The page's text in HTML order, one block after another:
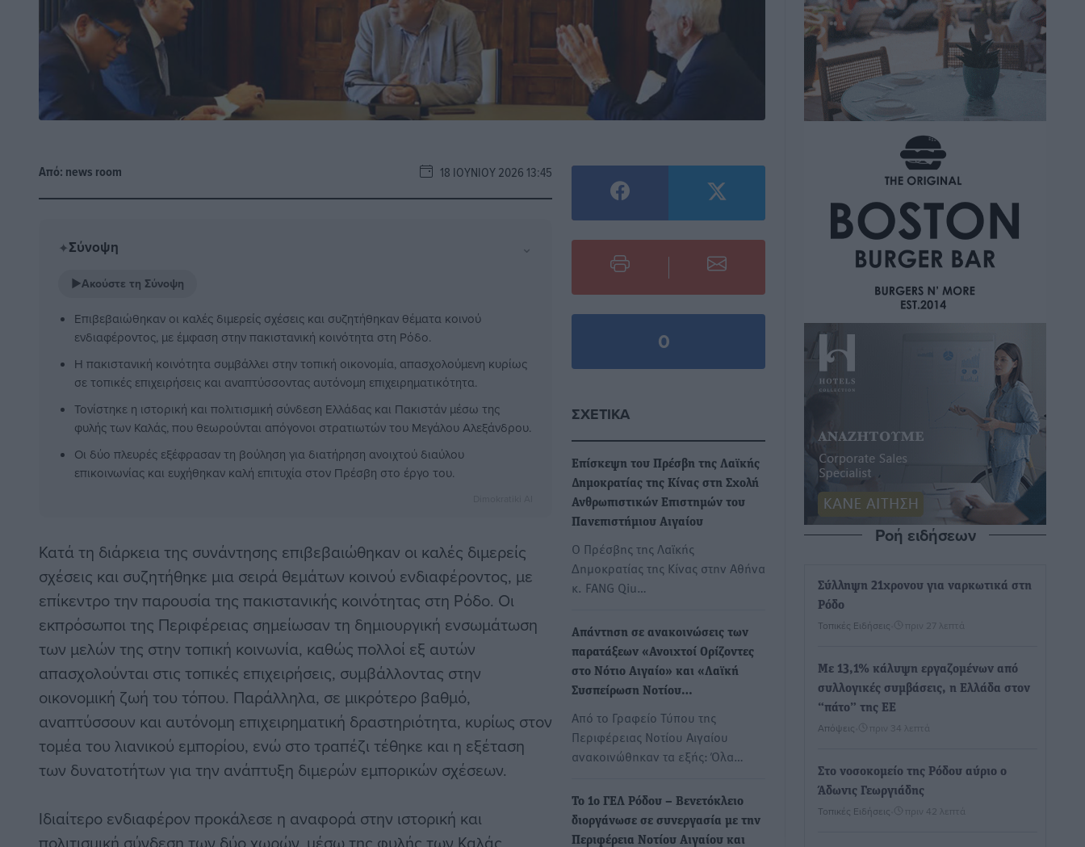
Από: news room 18 ΙΟΥΝΊΟΥ 2026 13:45
✦Σύνοψη ⌄
▶Ακούστε τη Σύνοψη
Επιβεβαιώθηκαν οι καλές διμερείς σχέσεις και συζητήθηκαν θέματα κοινού
ενδιαφέροντος, με έμφαση στην πακιστανική κοινότητα στη Ρόδο.
Η πακιστανική κοινότητα συμβάλλει στην τοπική οικονομία, απασχολούμενη κυρίως
σε τοπικές επιχειρήσεις και αναπτύσσοντας αυτόνομη επιχειρηματικότητα.
Τονίστηκε η ιστορική και πολιτισμική σύνδεση Ελλάδας και Πακιστάν μέσω της
φυλής των Καλάς, που θεωρούνται απόγονοι στρατιωτών του Μεγάλου Αλεξάνδρου.
Οι δύο πλευρές εξέφρασαν τη βούληση για διατήρηση ανοιχτού διαύλου
επικοινωνίας και ευχήθηκαν καλή επιτυχία στον Πρέσβη στο έργο του.
Κατά τη διάρκεια της συνάντησης επιβεβαιώθηκαν οι καλές διμερείς
σχέσεις και συζητήθηκε μια σειρά θεμάτων κοινού ενδιαφέροντος, με
επίκεντρο την παρουσία της πακιστανικής κοινότητας στη Ρόδο. Οι
εκπρόσωποι της Περιφέρειας σημείωσαν τη δημιουργική ενσωμάτωση
των μελών της στην τοπική κοινωνία, καθώς πολλοί εξ αυτών
απασχολούνται στις τοπικές επιχειρήσεις, συμβάλλοντας στην
οικονομική ζωή του τόπου. Παράλληλα, σε μικρότερο βαθμό,
αναπτύσσουν και αυτόνομη επιχειρηματική δραστηριότητα, κυρίως στον
τομέα του λιανικού εμπορίου, ενώ στο τραπέζι τέθηκε και η εξέταση
των δυνατοτήτων για την ανάπτυξη διμερών εμπορικών σχέσεων.
Ιδιαίτερο ενδιαφέρον προκάλεσε η αναφορά στην ιστορική και
0
ΣΧΕΤΙΚΆ
Επίσκεψη του Πρέσβη της Λαϊκής
Δημοκρατίας της Κίνας στη Σχολή
Ανθρωπιστικών Επιστημών του
Πανεπιστήμιου Αιγαίου
Ο Πρέσβης της Λαϊκής
Δημοκρατίας της Κίνας στην Αθήνα
κ. FANG Qiu…
Απάντηση σε ανακοινώσεις των
παρατάξεων «Ανοιχτοί Ορίζοντες
στο Νότιο Αιγαίο» και «Λαϊκή
Συσπείρωση Νοτίου…
Από το Γραφείο Τύπου της
Περιφέρειας Νοτίου Αιγαίου
ανακοινώθηκαν τα εξής: Όλα…
Το 1ο ΓΕΛ Ρόδου – Βενετόκλειο
διοργάνωσε σε συνεργασία με την
Περιφέρεια Νοτίου Αιγαίου και
Ροή ειδήσεων
Σύλληψη 21χρονου για ναρκωτικά στη
Ρόδο
Τοπικές Ειδήσεις πριν 27 λεπτά
Με 13,1% κάλυψη εργαζομένων από
συλλογικές συμβάσεις, η Ελλάδα στον
“πάτο” της ΕΕ
Απόψεις πριν 34 λεπτά
Στο νοσοκομείο της Ρόδου αύριο ο
Άδωνις Γεωργιάδης
Τοπικές Ειδήσεις πριν 42 λεπτά